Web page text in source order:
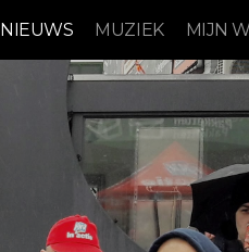
NIEUWS MUZIEK MIJN